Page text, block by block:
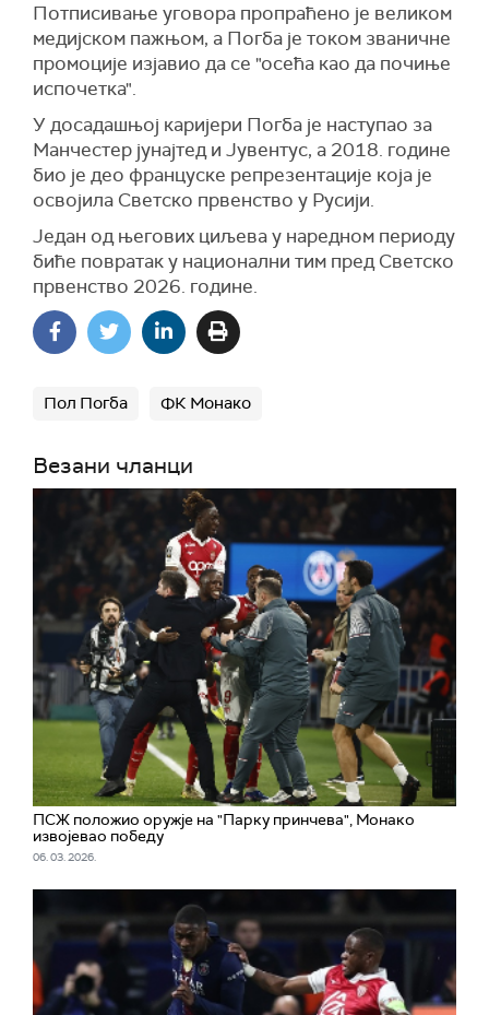
Потписивање уговора пропраћено је великом
медијском пажњом, а Погба је током званичне
промоције изјавио да се "осећа као да почиње
испочетка".
У досадашњој каријери Погба је наступао за
Манчестер јунајтед и Јувентус, а 2018. године
био је део француске репрезентације која је
освојила Светско првенство у Русији.
Један од његових циљева у наредном периоду
биће повратак у национални тим пред Светско
првенство 2026. године.
Пол Погба ФК Монако
Везани чланци
ПСЖ положио оружје на "Парку принчева", Монако
извојевао победу
06. 03. 2026.